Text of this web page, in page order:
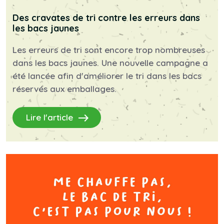
Des cravates de tri contre les erreurs dans
les bacs jaunes
Les erreurs de tri sont encore trop nombreuses
dans les bacs jaunes. Une nouvelle campagne a
été lancée afin d'améliorer le tri dans les bacs
réservés aux emballages.
Lire l'article east